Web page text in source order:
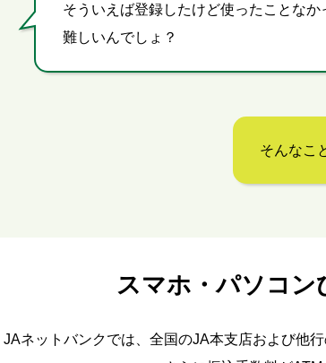
そういえば登録したけど使ったことなか
難しいんでしょ？
そんなこ
スマホ・パソコン
JAネットバンクでは、全国のJA本支店および他